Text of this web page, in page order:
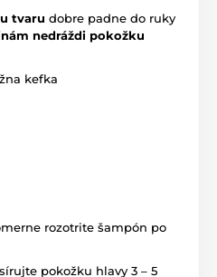
tvaru dobre padne do ruky
nedráždi pokožku
kefka
rozotrite šampón po
pokožku hlavy 3 – 5